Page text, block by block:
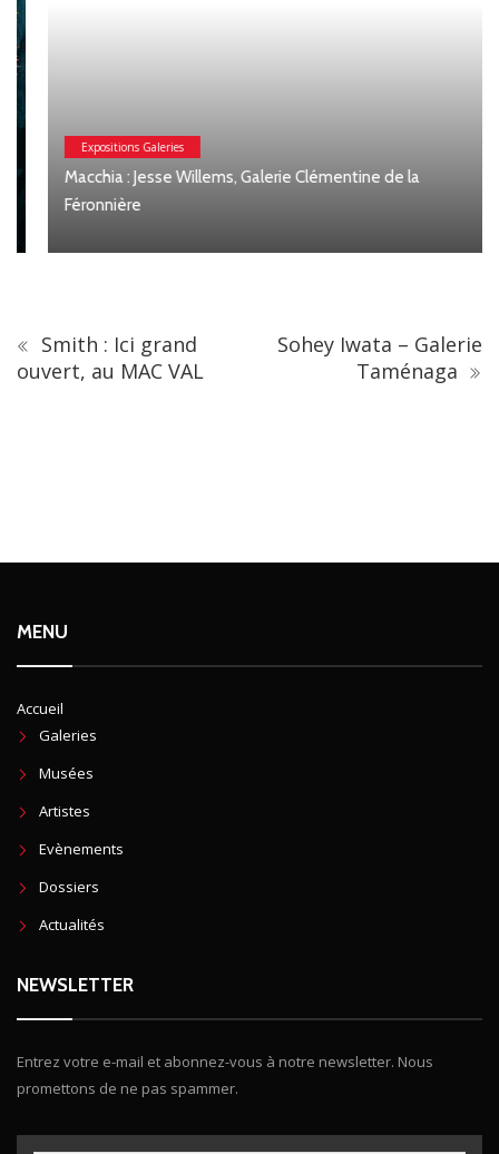
Expositions Galeries
Macchia : Jesse Willems, Galerie Clémentine de la
Féronnière
Smith : Ici grand
ouvert, au MAC VAL
Sohey Iwata – Galerie
Taménaga
MENU
Accueil
Galeries
Musées
Artistes
Evènements
Dossiers
Actualités
NEWSLETTER
Entrez votre e-mail et abonnez-vous à notre newsletter. Nous
promettons de ne pas spammer.